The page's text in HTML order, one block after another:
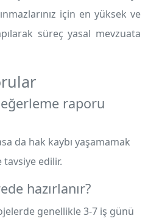
için en yüksek ve
süreç yasal mevzuata
raporu
da hak kaybı yaşamamak
tavsiye edilir.
hazırlanır?
genellikle 3-7 iş günü